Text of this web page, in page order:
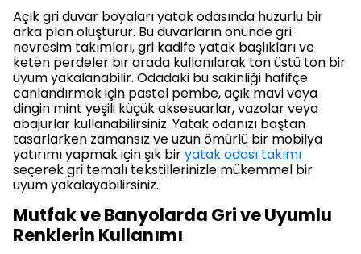
Açık gri duvar boyaları yatak odasında huzurlu bir
arka plan oluşturur. Bu duvarların önünde gri
nevresim takımları, gri kadife yatak başlıkları ve
keten perdeler bir arada kullanılarak ton üstü ton bir
uyum yakalanabilir. Odadaki bu sakinliği hafifçe
canlandırmak için pastel pembe, açık mavi veya
dingin mint yeşili küçük aksesuarlar, vazolar veya
abajurlar kullanabilirsiniz. Yatak odanızı baştan
tasarlarken zamansız ve uzun ömürlü bir mobilya
yatırımı yapmak için şık biryatak odası takımı
seçerek gri temalı tekstillerinizle mükemmel bir
uyum yakalayabilirsiniz.
Mutfak ve Banyolarda Gri ve Uyumlu
Renklerin Kullanımı